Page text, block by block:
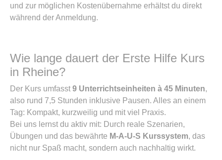
und zur möglichen Kostenübernahme erhältst du direkt
während der Anmeldung.
Wie lange dauert der Erste Hilfe Kurs
in Rheine?
Der Kurs umfasst 9 Unterrichtseinheiten à 45 Minuten,
also rund 7,5 Stunden inklusive Pausen. Alles an einem
Tag: Kompakt, kurzweilig und mit viel Praxis.
Bei uns lernst du aktiv mit: Durch reale Szenarien,
Übungen und das bewährte M-A-U-S Kurssystem, das
nicht nur Spaß macht, sondern auch nachhaltig wirkt.